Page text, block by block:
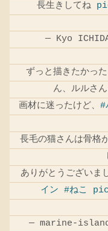
長生きしてね
— Kyo
ずっと描きたかっ
ん、ルルさ
画材に迷ったけど、 #
長毛の猫さんは骨格
ありがとうございま
イン #ねこ
— marine-